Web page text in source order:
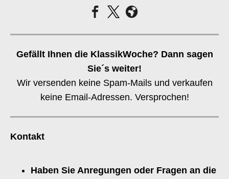
Gefällt Ihnen die KlassikWoche? Dann sagen
Sie´s weiter!
Wir versenden keine Spam-Mails und verkaufen
keine Email-Adressen. Versprochen!
Kontakt
Haben Sie Anregungen oder Fragen an die